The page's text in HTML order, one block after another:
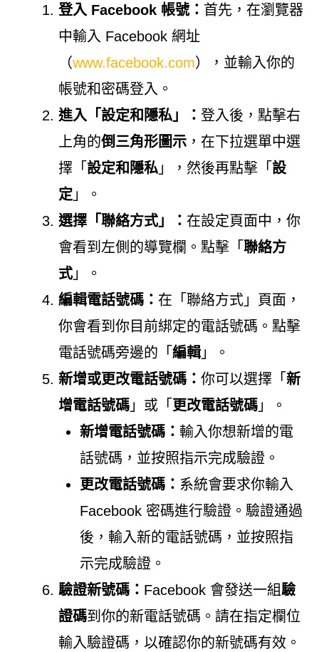
登入 Facebook 帳號： 首先，在瀏覽器
中輸入 Facebook 網址
（www.facebook.com），並輸入你的
帳號和密碼登入。
進入「設定和隱私」： 登入後，點擊右
上角的倒三角形圖示，在下拉選單中選
擇「 設定和隱私」，然後再點擊「 設
定」。
選擇「聯絡方式」： 在設定頁面中，你
會看到左側的導覽欄。點擊「 聯絡方
式」。
編輯電話號碼： 在「聯絡方式」頁面，
你會看到你目前綁定的電話號碼。點擊
電話號碼旁邊的「 編輯」。
新增或更改電話號碼： 你可以選擇「 新
增電話號碼」或「 更改電話號碼」。
新增電話號碼： 輸入你想新增的電
話號碼，並按照指示完成驗證。
更改電話號碼： 系統會要求你輸入
Facebook 密碼進行驗證。驗證通過
後，輸入新的電話號碼，並按照指
示完成驗證。
驗證新號碼： Facebook 會發送一組驗
證碼到你的新電話號碼。請在指定欄位
輸入驗證碼，以確認你的新號碼有效。